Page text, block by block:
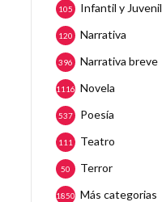
Infantil y Juvenil
105
Narrativa
120
Narrativa breve
396
Novela
1116
Poesía
537
Teatro
111
Terror
50
Más categorias
1850